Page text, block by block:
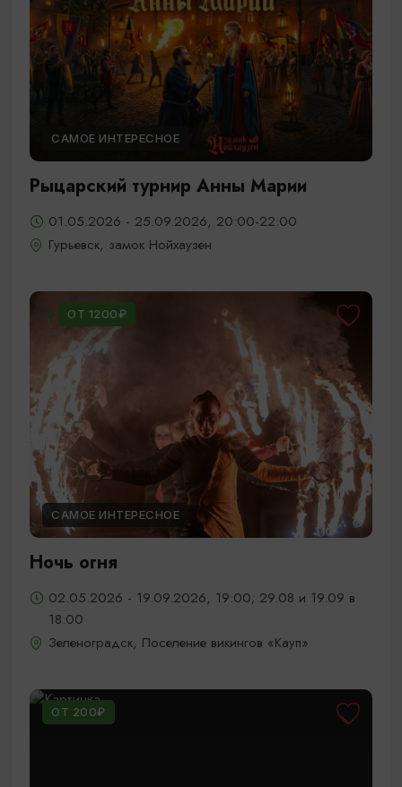
САМОЕ ИНТЕРЕСНОЕ
Рыцарский турнир Анны Марии
01.05.2026 - 25.09.2026, 20:00-22:00
Гурьевск, замок Нойхаузен
ОТ 1200₽
САМОЕ ИНТЕРЕСНОЕ
Ночь огня
02.05.2026 - 19.09.2026, 19:00; 29.08 и 19.09 в
18:00
Зеленоградск, Поселение викингов «Кауп»
ОТ 200₽